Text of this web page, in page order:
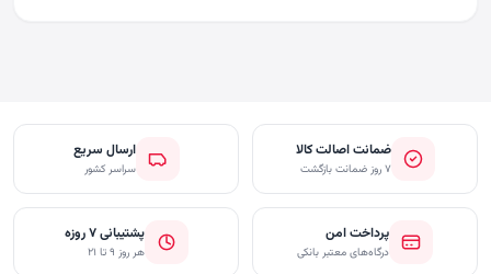
ضمانت اصالت کالا
۷ روز ضمانت بازگشت
ارسال سریع
سراسر کشور
پرداخت امن
درگاه‌های معتبر بانکی
پشتیبانی ۷ روزه
هر روز ۹ تا ۲۱